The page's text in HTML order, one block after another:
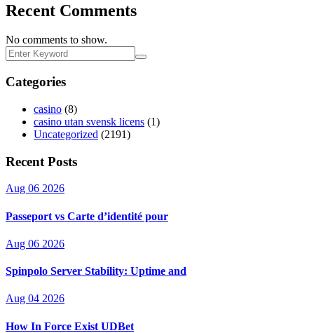
Recent Comments
No comments to show.
Categories
casino (8)
casino utan svensk licens (1)
Uncategorized (2191)
Recent Posts
Aug 06 2026
Passeport vs Carte d’identité pour
Aug 06 2026
Spinpolo Server Stability: Uptime and
Aug 04 2026
How In Force Exist UDBet